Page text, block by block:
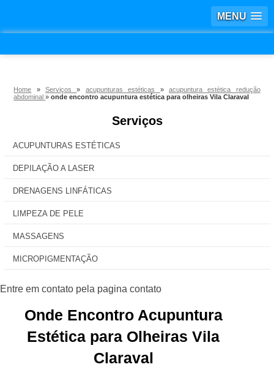
MENU
Home »Serviços» acupunturas estéticas » acupuntura estética redução
abdominal»onde encontro acupuntura estética para olheiras Vila Claraval
Serviços
ACUPUNTURAS ESTÉTICAS
DEPILAÇÃO A LASER
DRENAGENS LINFÁTICAS
LIMPEZA DE PELE
MASSAGENS
MICROPIGMENTAÇÃO
Onde Encontro Acupuntura
Estética para Olheiras Vila
Claraval